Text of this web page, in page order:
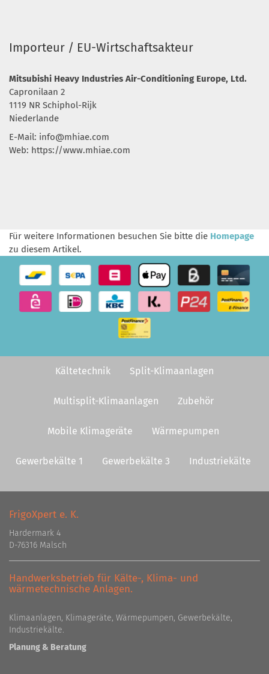
Importeur / EU-Wirtschaftsakteur
Mitsubishi Heavy Industries Air-Conditioning Europe, Ltd.
Capronilaan 2
1119 NR Schiphol-Rijk
Niederlande
E-Mail: info@mhiae.com
Web: https://www.mhiae.com
Für weitere Informationen besuchen Sie bitte die Homepage
zu diesem Artikel.
Kältetechnik Split-Klimaanlagen
Multisplit-Klimaanlagen Zubehör
Mobile Klimageräte Wärmepumpen
Gewerbekälte 1 Gewerbekälte 3 Industriekälte
FrigoXpert e. K.
Hardermark 4
D-76316 Malsch
Handwerksbetrieb für Kälte-, Klima- und
wärmetechnische Anlagen.
Klimaanlagen, Klimageräte, Wärmepumpen, Gewerbekälte,
Industriekälte.
Planung & Beratung